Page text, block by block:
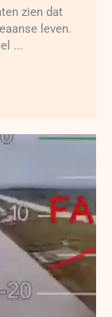
zien dat
leven.
...